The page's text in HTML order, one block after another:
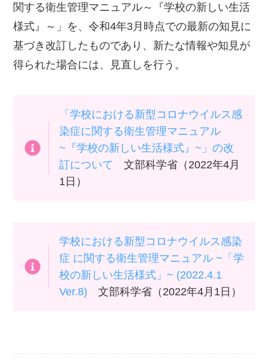
関する衛生管理マニュアル～『学校の新しい生活
様式』～」を、令和4年3月時点での最新の知見に
基づき改訂したものであり、新たな情報や知見が
得られた場合には、見直しを行う。
「学校における新型コロナウイルス感
染症に関する衛生管理マニュアル
~『学校の新しい生活様式』~」の改
訂について 文部科学省（2022年4月
1日）
学校における新型コロナウイルス感染
症 に関する衛生管理マニュアル ~「学
校の新しい生活様式」~ (2022.4.1
Ver.8) 文部科学省（2022年4月1日）